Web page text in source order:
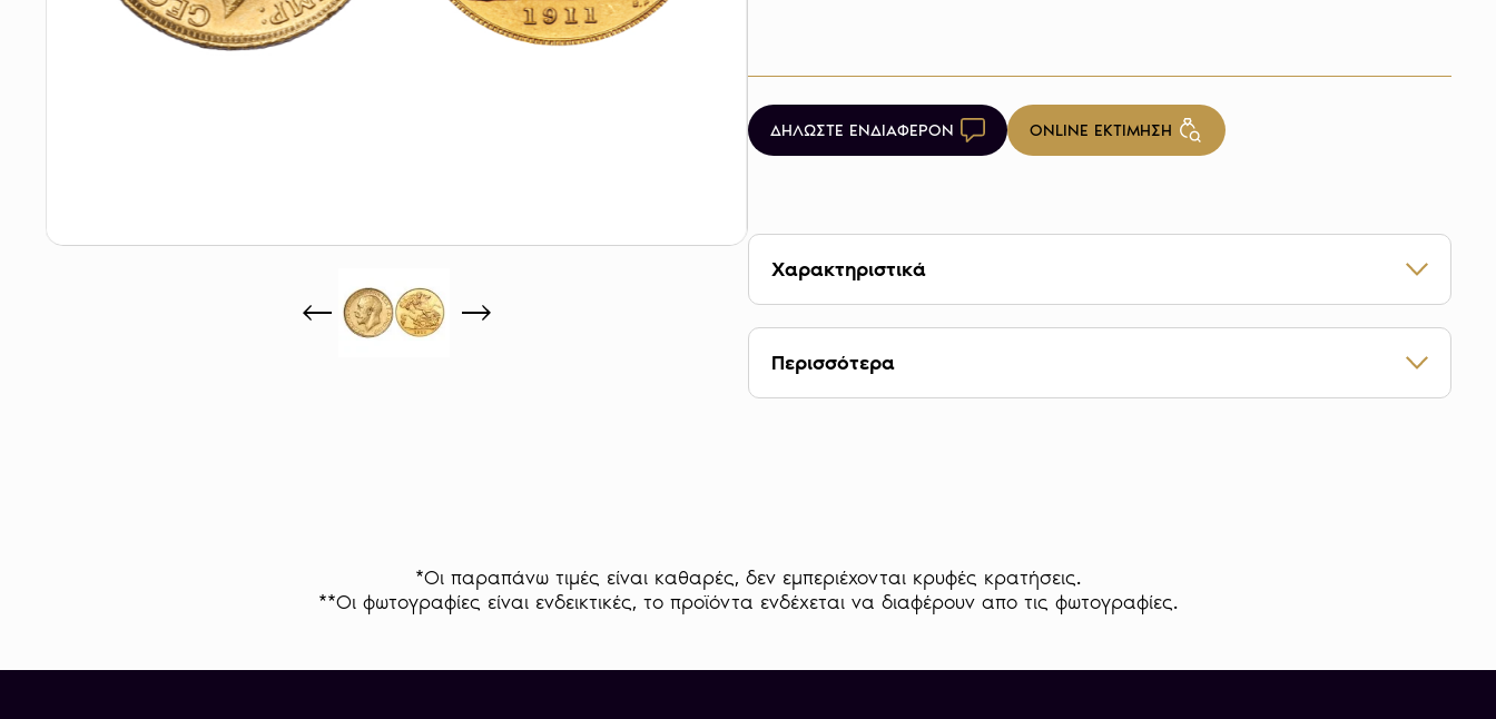
ΔΗΛΩΣΤΕ ΕΝΔΙΑΦΕΡΟΝ ONLINE ΕΚΤΙΜΗΣΗ
Χαρακτηριστικά
ΒΑΡΟΣ 3,94 g
ΚΑΘΑΡΟΤΗΤΑ 22 καράτια
ΕΤΟΣ ΚΥΚΛΟΦΟΡΙΑΣ 1910-1936
ΔΙΑΜΕΤΡΟΣ 19,30 mm
Περισσότερα
αναγράφεται κείμενο “GEORGIVS V D.G. BRITT: OMN: REX F.D. IND:
IMP:”, που σημαίνει “Γεώργιος Ε’ με τη χάρη του Θεού, βασιλιάς των
Βρετανών, υπερασπιστής της πίστης, αυτοκράτορας της Ινδίας”. Στο
σκοτώνει τον Δράκο και κάτω από αυτόν τον σχεδιασμό γράφεται το
*Οι παραπάνω τιμές είναι καθαρές, δεν εμπεριέχονται κρυφές κρατήσεις.
**Οι φωτογραφίες είναι ενδεικτικές, το προϊόντα ενδέχεται να διαφέρουν απο τις φωτογραφίες.